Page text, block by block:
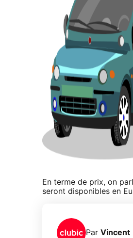
En terme de prix, on
seront disponibles en
Par Vincent